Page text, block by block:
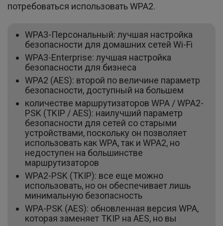
потребоваться использовать WPA2.
WPA3-Персональный: лучшая настройка
безопасности для домашних сетей Wi-Fi
WPA3-Enterprise: лучшая настройка
безопасности для бизнеса
WPA2 (AES): второй по величине параметр
безопасности, доступный на большем
количестве маршрутизаторов WPA / WPA2-
PSK (TKIP / AES): наилучший параметр
безопасности для сетей со старыми
устройствами, поскольку он позволяет
использовать как WPA, так и WPA2, но
недоступен на большинстве
маршрутизаторов
WPA2-PSK (TKIP): все еще можно
использовать, но он обеспечивает лишь
минимальную безопасность
WPA-PSK (AES): обновленная версия WPA,
которая заменяет TKIP на AES, но вы